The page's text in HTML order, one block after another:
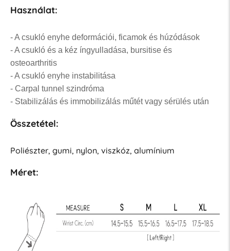
Használat:
- A csukló enyhe deformációi, ficamok és húzódások
- A csukló és a kéz íngyulladása, bursitise és
osteoarthritis
- A csukló enyhe instabilitása
- Carpal tunnel szindróma
- Stabilizálás és immobilizálás műtét vagy sérülés után
Összetétel:
Poliészter, gumi, nylon, viszkóz, alumínium
Méret: